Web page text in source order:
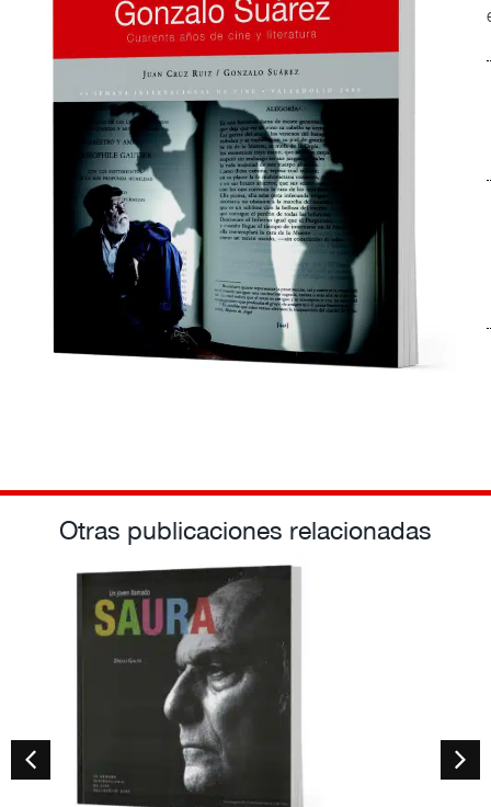
Otras publicaciones relacionadas